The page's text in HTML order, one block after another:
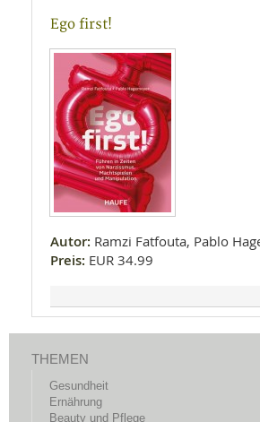
Ego first!
Autor: Ramzi Fatfouta, Pablo
Preis: EUR 34.99
THEMEN
Gesundheit
Ernährung
Beauty und Pflege